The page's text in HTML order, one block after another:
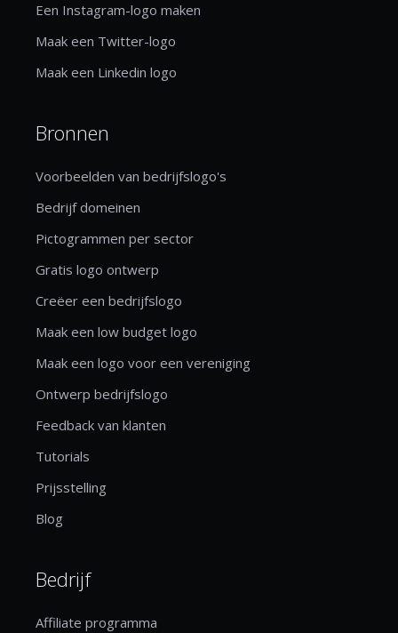
Een Instagram-logo maken
Maak een Twitter-logo
Maak een Linkedin logo
Bronnen
Voorbeelden van bedrijfslogo's
Bedrijf domeinen
Pictogrammen per sector
Gratis logo ontwerp
Creëer een bedrijfslogo
Maak een low budget logo
Maak een logo voor een vereniging
Ontwerp bedrijfslogo
Feedback van klanten
Tutorials
Prijsstelling
Blog
Bedrijf
Affiliate programma